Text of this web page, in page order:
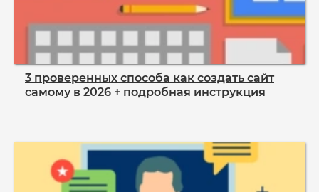
3 проверенных способа как создать сайт
самому в 2026 + подробная инструкция